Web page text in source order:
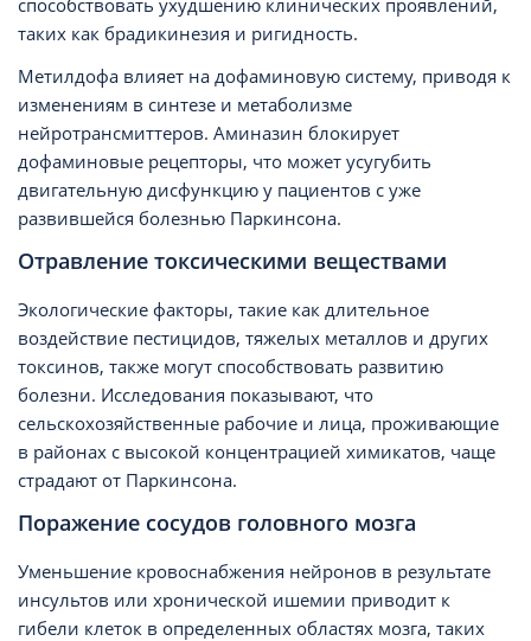
способствовать ухудшению клинических проявлений,
таких как брадикинезия и ригидность.
Метилдофа влияет на дофаминовую систему, приводя к
изменениям в синтезе и метаболизме
нейротрансмиттеров. Аминазин блокирует
дофаминовые рецепторы, что может усугубить
двигательную дисфункцию у пациентов с уже
развившейся болезнью Паркинсона.
Отравление токсическими веществами
Экологические факторы, такие как длительное
воздействие пестицидов, тяжелых металлов и других
токсинов, также могут способствовать развитию
болезни. Исследования показывают, что
сельскохозяйственные рабочие и лица, проживающие
в районах с высокой концентрацией химикатов, чаще
страдают от Паркинсона.
Поражение сосудов головного мозга
Уменьшение кровоснабжения нейронов в результате
инсультов или хронической ишемии приводит к
гибели клеток в определенных областях мозга, таких